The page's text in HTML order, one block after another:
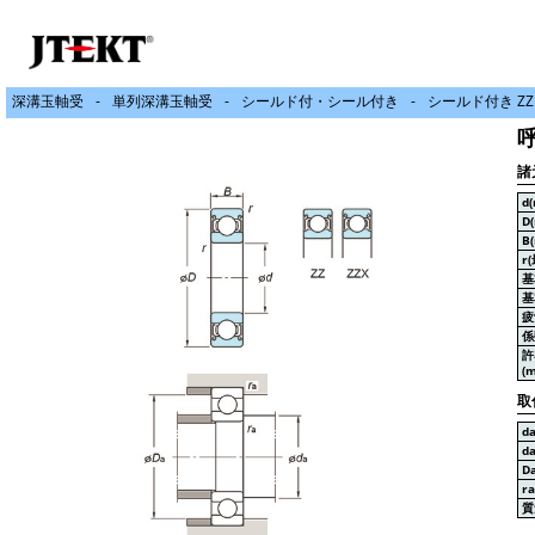
深溝玉軸受 単列深溝玉軸受 シールド付・シール付き シールド付き ZZ
諸
r(
取